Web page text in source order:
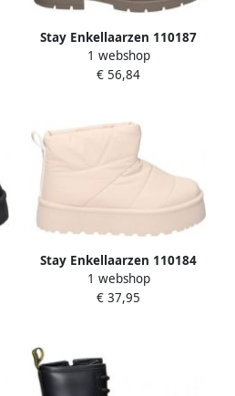
Stay Enkellaarzen 110187
1 webshop
€ 56,84
Stay Enkellaarzen 110184
1 webshop
€ 37,95